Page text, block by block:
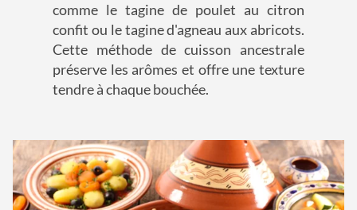
comme le tagine de poulet au citron
confit ou le tagine d'agneau aux abricots.
Cette méthode de cuisson ancestrale
préserve les arômes et offre une texture
tendre à chaque bouchée.